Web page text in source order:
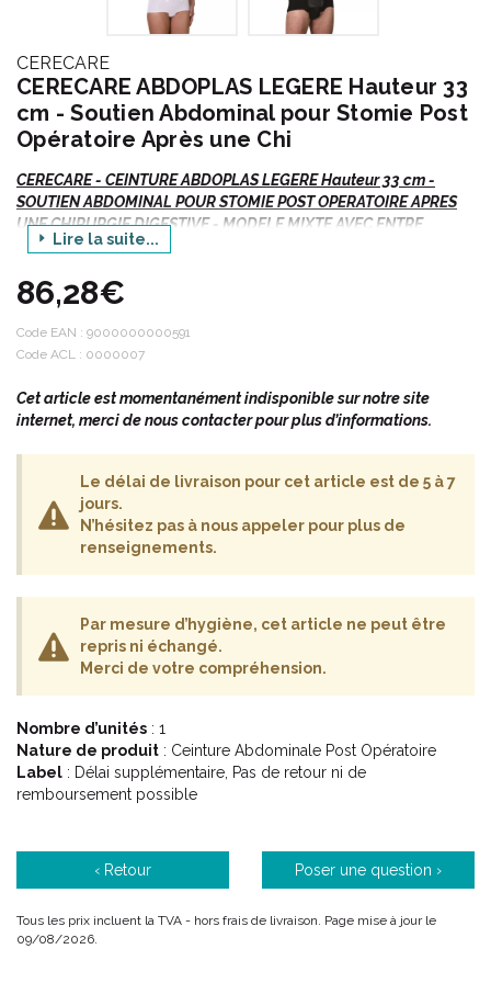
CERECARE
CERECARE ABDOPLAS LEGERE Hauteur 33
cm - Soutien Abdominal pour Stomie Post
Opératoire Après une Chi
CERECARE - CEINTURE ABDOPLAS LEGERE Hauteur 33 cm -
SOUTIEN ABDOMINAL POUR STOMIE POST OPERATOIRE APRES
UNE CHIRURGIE DIGESTIVE - MODELE MIXTE AVEC ENTRE
JAMBE ADAPTE - 1 Unité
Hauteur 33 cm.
Toutes les ceintures abdominales CERECARE sont des
dispositifs médicaux de classe I. Ces dispositifs médicaux
sont des produits de santé réglementés qui portent, au titre
de cette réglementation, le marquage CE.
Les ceintures abdominales ont une visée antalgique et aident
à comprimer la cicatrice suite à l' intervention chirurgicale.
Elles viennent également en renfort de la sangle abdominale.
Ne pas utiliser sur plaie ouverte.
Ceinture prise en charge sans entente préalable.
Le modèle : HOMME ou FEMME.
Le colori choisi : blanc ou noir.
Indications :
pathologique (post-partum & post opératoire).
Dermolipectomie (post bariatrique).
Caractéristiques :
Lire la suite...
86,28€
Code EAN : 9000000000591
Code ACL : 0000007
Cet article est momentanément indisponible sur notre site
internet, merci de nous contacter pour plus d’informations.
Le délai de livraison pour cet article est de 5 à 7
jours.
N’hésitez pas à nous appeler pour plus de
renseignements.
Par mesure d’hygiène, cet article ne peut être
repris ni échangé.
Merci de votre compréhension.
Nombre d’unités : 1
Nature de produit : Ceinture Abdominale Post Opératoire
Label : Délai supplémentaire, Pas de retour ni de
remboursement possible
‹ Retour Poser une question ›
Tous les prix incluent la TVA - hors frais de livraison. Page mise à jour le
09/08/2026.